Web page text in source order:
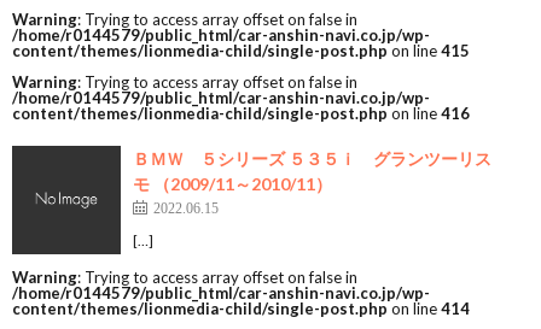
Warning: Trying to access array offset on false in
/home/r0144579/public_html/car-anshin-navi.co.jp/wp-
content/themes/lionmedia-child/single-post.php on line415
Warning: Trying to access array offset on false in
/home/r0144579/public_html/car-anshin-navi.co.jp/wp-
content/themes/lionmedia-child/single-post.php on line416
ＢＭＷ ５シリーズ ５３５ｉ グランツーリス
モ （2009/11～2010/11）
2022.06.15
[…]
Warning: Trying to access array offset on false in
/home/r0144579/public_html/car-anshin-navi.co.jp/wp-
content/themes/lionmedia-child/single-post.php on line414